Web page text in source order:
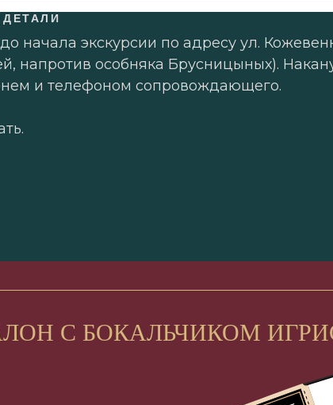
начала экскурсии по адресу ул.
напротив особняка Брусницыных).
и телефоном сопровождающего.
С БОКАЛЬЧИКОМ